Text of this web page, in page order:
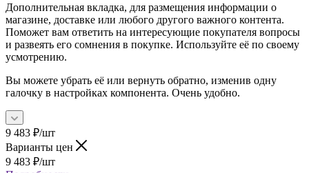
Дополнительная вкладка, для размещения информации о
магазине, доставке или любого другого важного контента.
Поможет вам ответить на интересующие покупателя вопросы
и развеять его сомнения в покупке. Используйте её по своему
усмотрению.
Вы можете убрать её или вернуть обратно, изменив одну
галочку в настройках компонента. Очень удобно.
9 483 ₽/шт
Варианты цен
9 483 ₽/шт